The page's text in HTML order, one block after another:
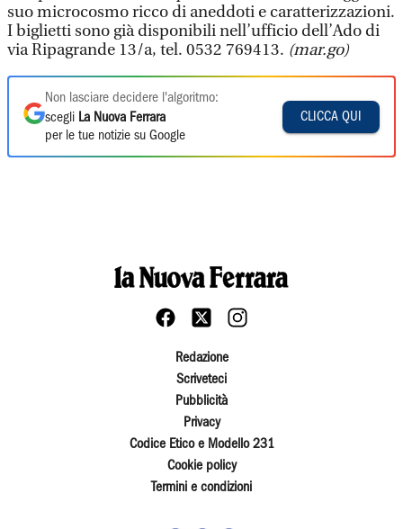
suo microcosmo ricco di aneddoti e caratterizzazioni.
I biglietti sono già disponibili nell’ufficio dell’Ado di
via Ripagrande 13/a, tel. 0532 769413. (mar.go)
Non lasciare decidere l'algoritmo:
scegli La Nuova Ferrara
per le tue notizie su Google
CLICCA QUI
Redazione
Scriveteci
Pubblicità
Privacy
Codice Etico e Modello 231
Cookie policy
Termini e condizioni